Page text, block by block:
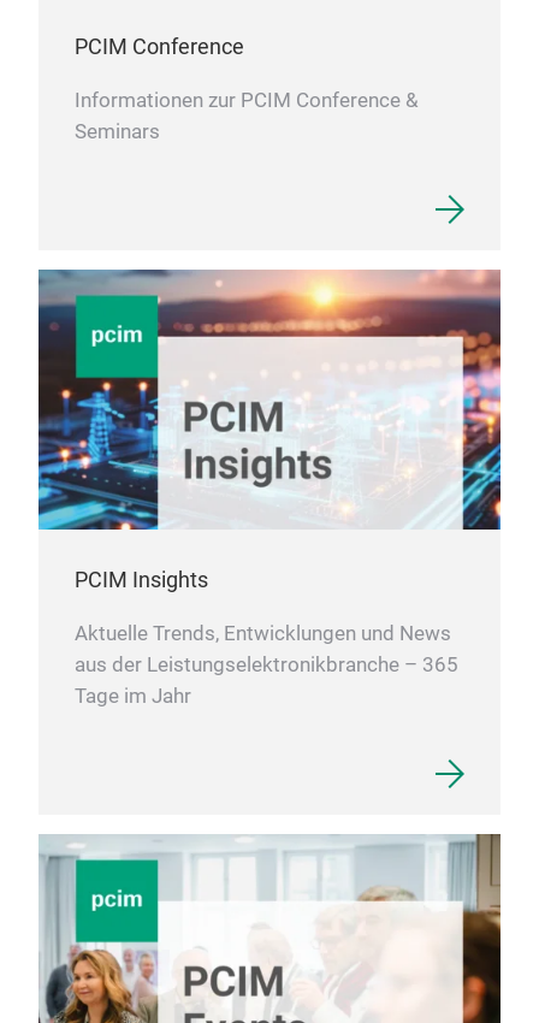
PCIM Conference
Informationen zur PCIM Conference &
Seminars
PCIM Insights
Aktuelle Trends, Entwicklungen und News
aus der Leistungselektronikbranche – 365
Tage im Jahr